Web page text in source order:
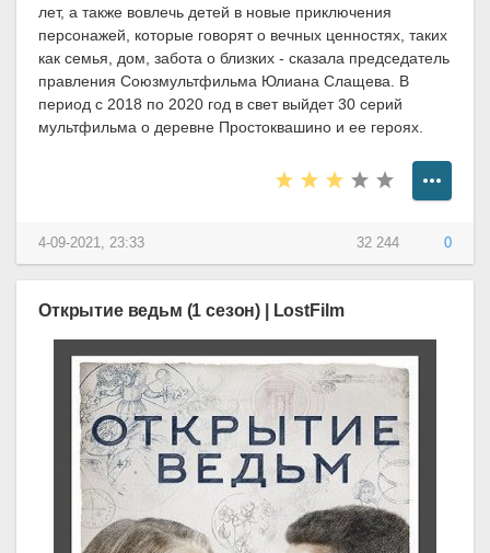
лет, а также вовлечь детей в новые приключения
персонажей, которые говорят о вечных ценностях, таких
как семья, дом, забота о близких - сказала председатель
правления Союзмультфильма Юлиана Слащева. В
период с 2018 по 2020 год в свет выйдет 30 серий
мультфильма о деревне Простоквашино и ее героях.
32 244 0
4-09-2021, 23:33
Открытие ведьм (1 сезон) | LostFilm